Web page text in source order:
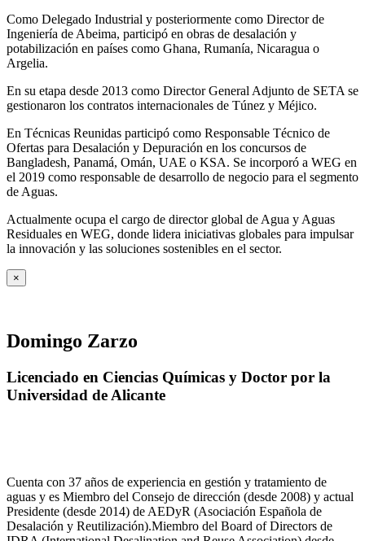
Como Delegado Industrial y posteriormente como Director de
Ingeniería de Abeima, participó en obras de desalación y
potabilización en países como Ghana, Rumanía, Nicaragua o
Argelia.
En su etapa desde 2013 como Director General Adjunto de SETA se
gestionaron los contratos internacionales de Túnez y Méjico.
En Técnicas Reunidas participó como Responsable Técnico de
Ofertas para Desalación y Depuración en los concursos de
Bangladesh, Panamá, Omán, UAE o KSA. Se incorporó a WEG en
el 2019 como responsable de desarrollo de negocio para el segmento
de Aguas.
Actualmente ocupa el cargo de director global de Agua y Aguas
Residuales en WEG, donde lidera iniciativas globales para impulsar
la innovación y las soluciones sostenibles en el sector.
×
Domingo Zarzo
Licenciado en Ciencias Químicas y Doctor por la
Universidad de Alicante
Cuenta con 37 años de experiencia en gestión y tratamiento de
aguas y es Miembro del Consejo de dirección (desde 2008) y actual
Presidente (desde 2014) de AEDyR (Asociación Española de
Desalación y Reutilización).Miembro del Board of Directors de